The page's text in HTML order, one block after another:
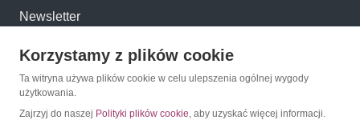
Newsletter
Konto
Moje konto
Korzystamy z plików cookie
Ta witryna używa plików cookie w celu ulepszenia ogólnej wygody
użytkowania.
Zajrzyj do naszej Polityki plików cookie, aby uzyskać więcej informacji.